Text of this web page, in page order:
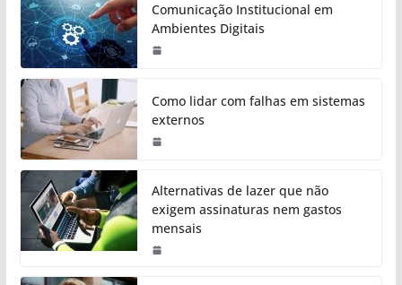
Comunicação Institucional em
Ambientes Digitais
Como lidar com falhas em sistemas
externos
Alternativas de lazer que não
exigem assinaturas nem gastos
mensais